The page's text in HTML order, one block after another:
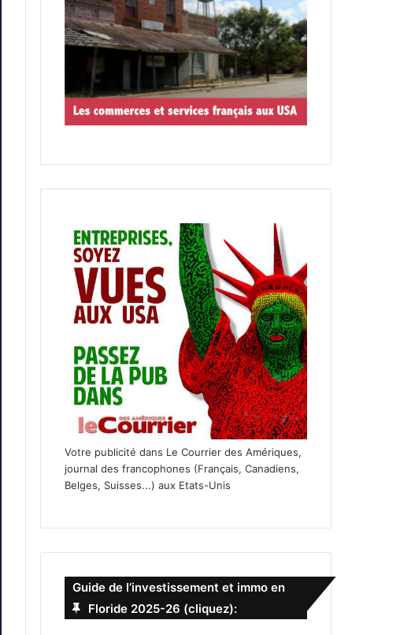
Votre publicité dans Le Courrier des Amériques,
journal des francophones (Français, Canadiens,
Belges, Suisses...) aux Etats-Unis
Guide de l’investissement et immo en
Floride 2025-26 (cliquez):